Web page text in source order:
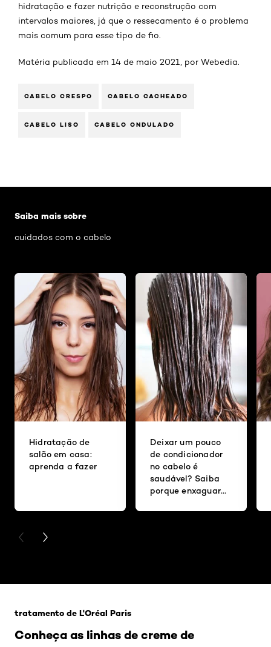
hidratação e fazer nutrição e reconstrução com
intervalos maiores, já que o ressecamento é o problema
mais comum para esse tipo de fio.
Matéria publicada em 14 de maio 2021, por Webedia.
CABELO CRESPO CABELO CACHEADO
CABELO LISO CABELO ONDULADO
Saiba mais sobre
cuidados com o cabelo
Hidratação de
salão em casa:
aprenda a fazer
Deixar um pouco
de condicionador
no cabelo é
saudável? Saiba
porque enxaguar
importante
PREVIOUS CARD
NEXT CARD
Conheça as linhas de creme de
tratamento de L'Oréal Paris